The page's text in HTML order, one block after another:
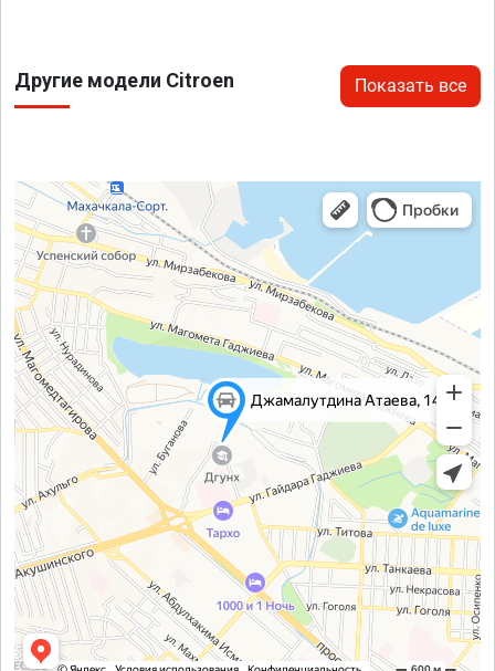
Другие модели Citroen Показать все